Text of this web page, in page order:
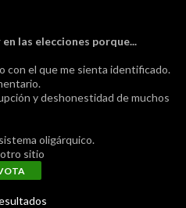
las elecciones porque...
con el que me sienta identificado.
y deshonestidad de muchos
oligárquico.
otro sitio